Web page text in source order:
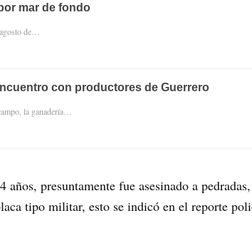
mar de fondo
de…
con productores de Guerrero
la ganadería…
presuntamente fue asesinado a
tipo militar, esto se indicó en el reporte